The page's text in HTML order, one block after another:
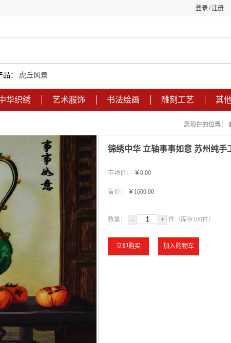
登录/注册
： 虎丘风景
华织绣 艺术服饰 书法绘画 雕刻工艺 其
您现在的位置：
锦绣中华 立轴事事如意 苏州纯手
市场价： ￥0.00
售价： ￥1600.00
数量： - + 件（库存100件）